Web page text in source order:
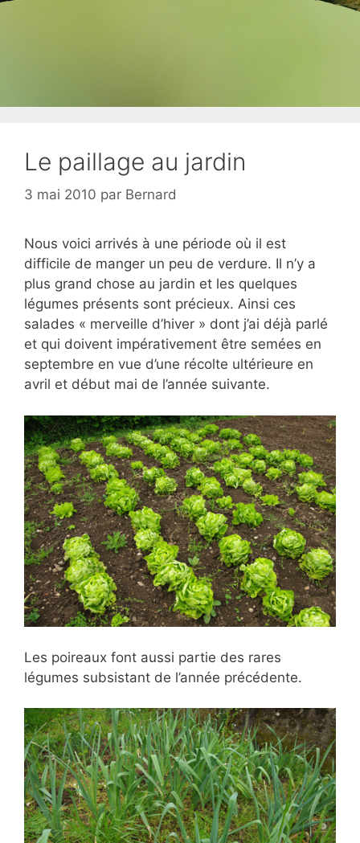
Le paillage au jardin
3 mai 2010 par Bernard
Nous voici arrivés à une période où il est
difficile de manger un peu de verdure. Il n’y a
plus grand chose au jardin et les quelques
légumes présents sont précieux. Ainsi ces
salades « merveille d’hiver » dont j’ai déjà parlé
et qui doivent impérativement être semées en
septembre en vue d’une récolte ultérieure en
avril et début mai de l’année suivante.
Les poireaux font aussi partie des rares
légumes subsistant de l’année précédente.